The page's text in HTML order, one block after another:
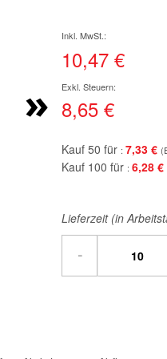
»
10,47 €
8,65 €
Kauf 50 für 7,33 €
Kauf 100 für 6,28 €
Lieferzeit (in
-